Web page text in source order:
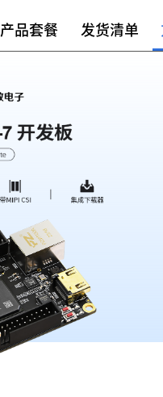
产品套餐 发货清单